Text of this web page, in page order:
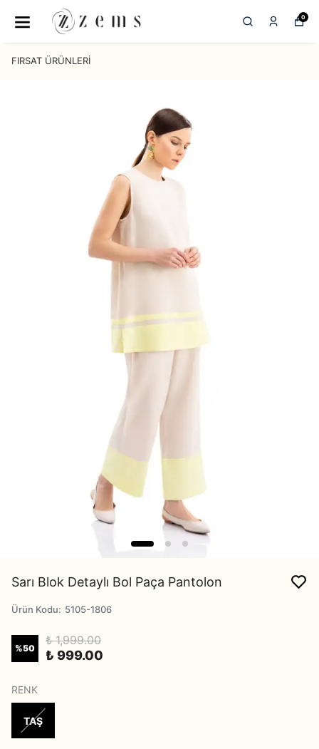
0
FIRSAT ÜRÜNLERİ
Sarı Blok Detaylı Bol Paça Pantolon
Ürün Kodu: 5105-1806
%50
₺ 1,999.00
₺ 999.00
RENK
TAŞ